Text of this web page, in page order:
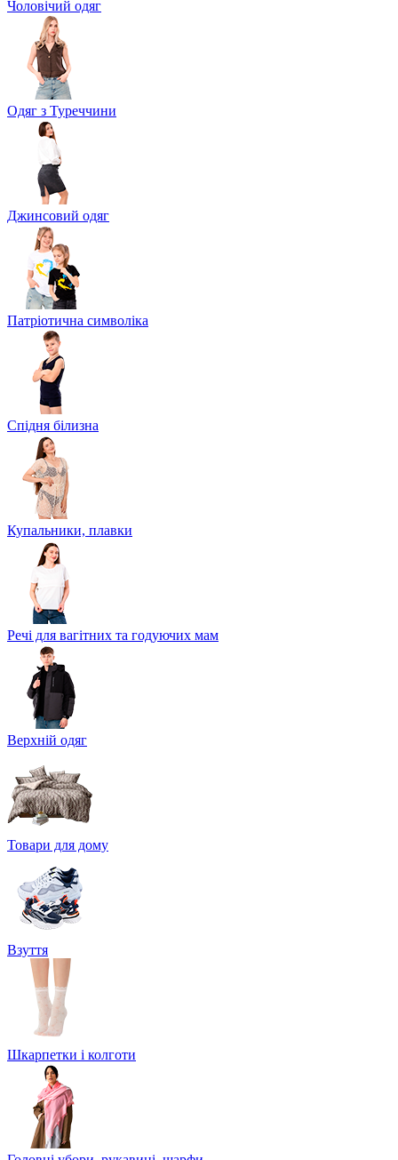
Чоловічий одяг
Одяг з Туреччини
Джинсовий одяг
Патріотична символіка
Спідня білизна
Купальники, плавки
Речі для вагітних та годуючих мам
Верхній одяг
Товари для дому
Взуття
Шкарпетки і колготи